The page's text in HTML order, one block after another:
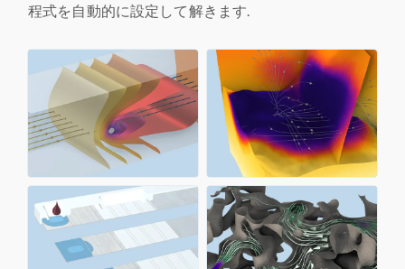
程式を自動的に設定して解きます.